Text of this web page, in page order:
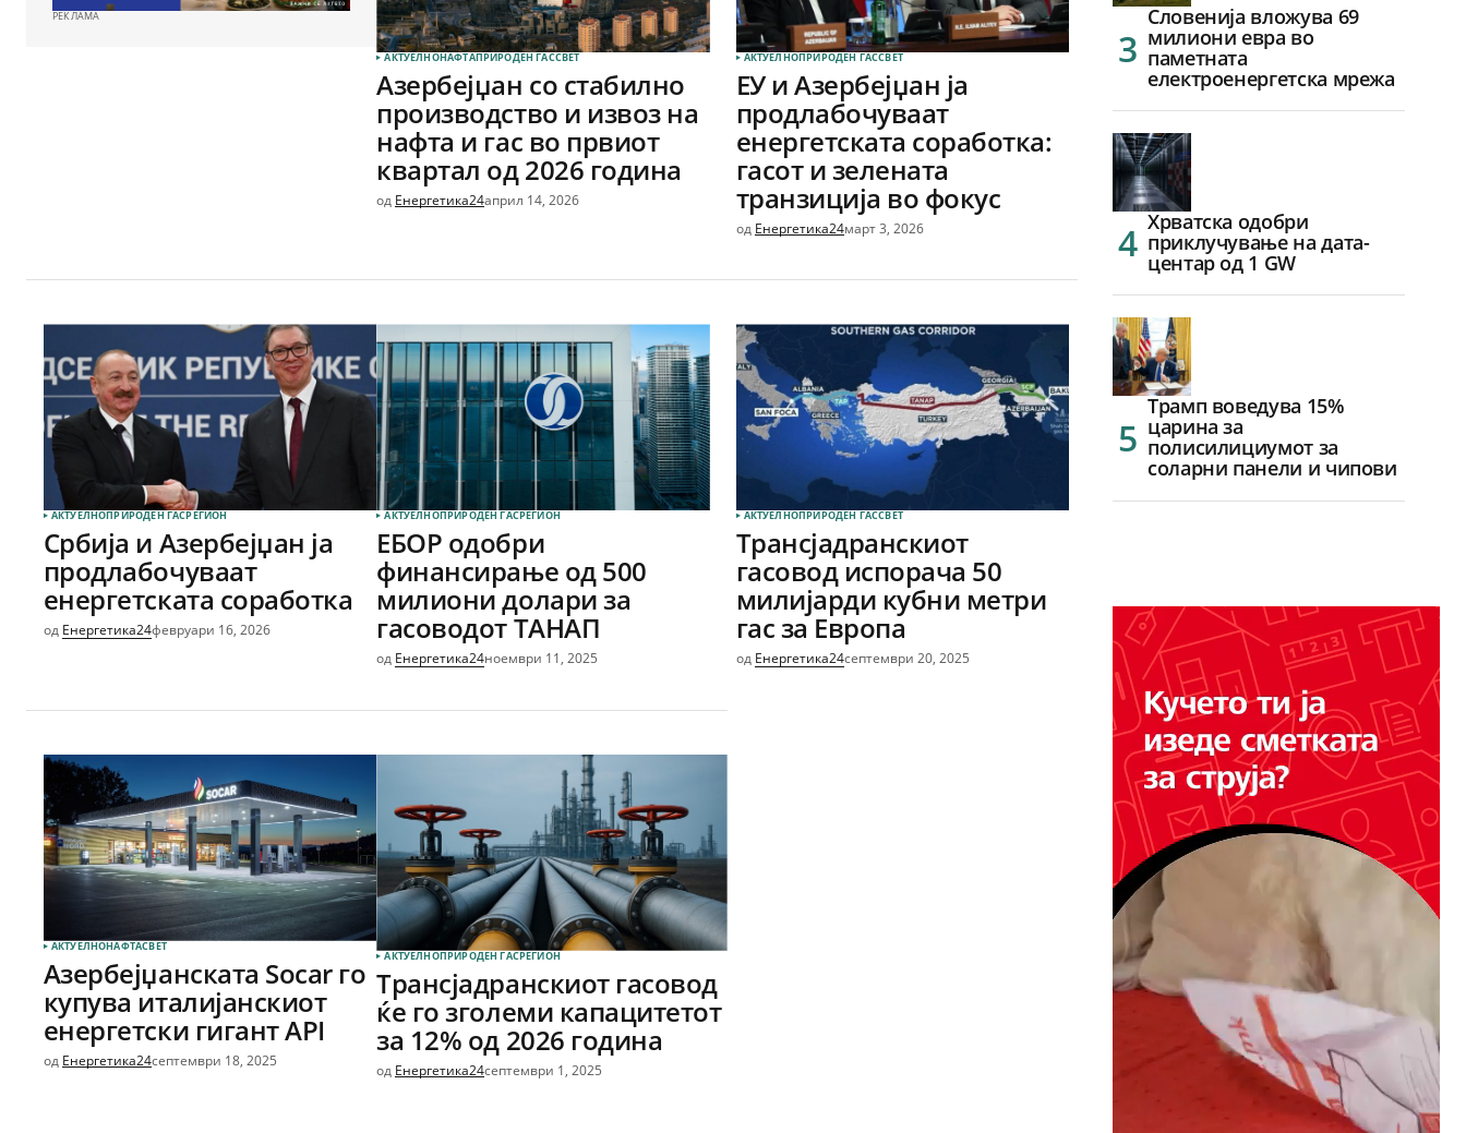
РЕКЛАМА
АКТУЕЛНОНАФТАПРИРОДЕН ГАССВЕТ
Азербејџан со стабилно
производство и извоз на
нафта и гас во првиот
квартал од 2026 година
од Енергетика24април 14, 2026
АКТУЕЛНОПРИРОДЕН ГАССВЕТ
ЕУ и Азербејџан ја
продлабочуваат
енергетската соработка:
гасот и зелената
транзиција во фокус
од Енергетика24март 3, 2026
АКТУЕЛНОПРИРОДЕН ГАСРЕГИОН
Србија и Азербејџан ја
продлабочуваат
енергетската соработка
од Енергетика24февруари 16, 2026
АКТУЕЛНОПРИРОДЕН ГАСРЕГИОН
ЕБОР одобри
финансирање од 500
милиони долари за
гасоводот ТАНАП
од Енергетика24ноември 11, 2025
АКТУЕЛНОПРИРОДЕН ГАССВЕТ
Трансјадранскиот
гасовод испорача 50
милијарди кубни метри
гас за Европа
од Енергетика24септември 20, 2025
АКТУЕЛНОНАФТАСВЕТ
Азербејџанската Socar го
купува италијанскиот
енергетски гигант API
од Енергетика24септември 18, 2025
АКТУЕЛНОПРИРОДЕН ГАСРЕГИОН
Трансјадранскиот гасовод
ќе го зголеми капацитетот
за 12% од 2026 година
од Енергетика24септември 1, 2025
Словенија вложува 69
милиони евра во
паметната
електроенергетска мрежа
Хрватска одобри
приклучување на дата-
центар од 1 GW
Трамп воведува 15%
царина за
полисилициумот за
соларни панели и чипови